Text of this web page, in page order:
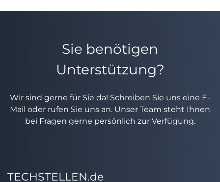
Sie benötigen
Unterstützung?
Wir sind gerne für Sie da! Schreiben Sie uns eine E-
Mail oder rufen Sie uns an. Unser Team steht Ihnen
bei Fragen gerne persönlich zur Verfügung.
TECHSTELLEN.de